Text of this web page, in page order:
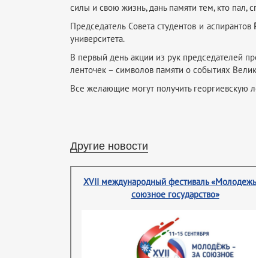
силы и свою жизнь, дань памяти тем, кто пал,
Председатель Совета студентов и аспирантов
университета.
В первый день акции из рук председателей
ленточек – символов памяти о событиях
Все желающие могут получить георгиевскую
Другие новости
XVII международный фестиваль
союзное государство»